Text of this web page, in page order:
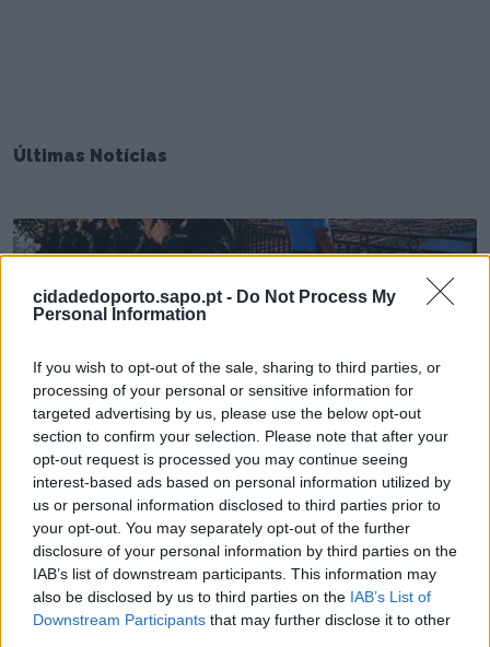
cidadedoporto.sapo.pt - Do Not Process My
Personal Information
If you wish to opt-out of the sale, sharing to third parties, or
processing of your personal or sensitive information for
targeted advertising by us, please use the below opt-out
section to confirm your selection. Please note that after your
opt-out request is processed you may continue seeing
interest-based ads based on personal information utilized by
us or personal information disclosed to third parties prior to
your opt-out. You may separately opt-out of the further
disclosure of your personal information by third parties on the
IAB’s list of downstream participants. This information may
also be disclosed by us to third parties on the IAB’s List of
Downstream Participants that may further disclose it to other
Últimas Notícias
Comando Metropolitano do Porto celebra 159
anos ao serviço da população
7/08/2026